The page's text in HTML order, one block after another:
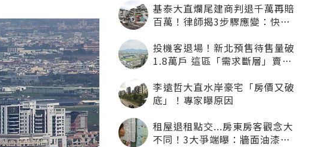
基泰大直爛尾建商判退千萬再賠
百萬！律師揭3步驟應變：快通
投機客退場！新北預售待售量破
1.8萬戶 這區「需求斷層」賣壓
李遠哲大直水岸豪宅「房價又破
底」！專家曝原因
租屋退租點交...房東房客觀念大
不同！3大爭端曝：牆面油漆、